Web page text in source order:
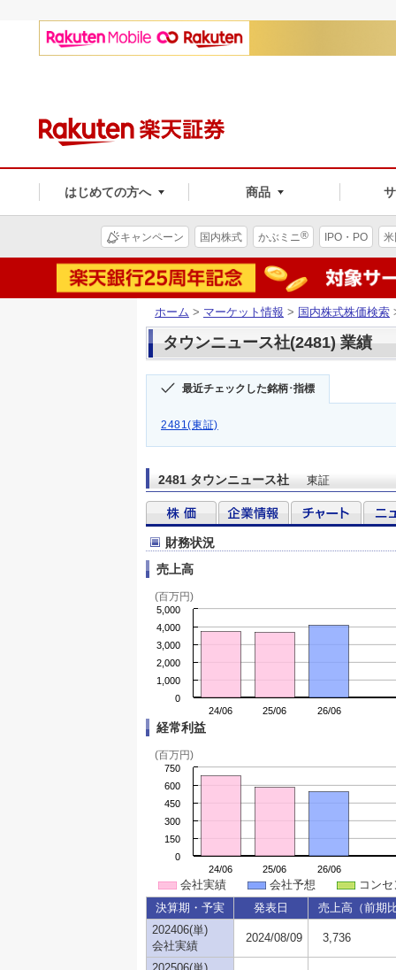
はじめての方へ 商品
キャンペーン 国内株式 かぶミニ® IPO・PO
ホーム > マーケット情報 > 国内株式株価検索
タウンニュース社(2481) 業績
最近チェックした銘柄･指標
2481(東証)
2481 タウンニュース社 東証